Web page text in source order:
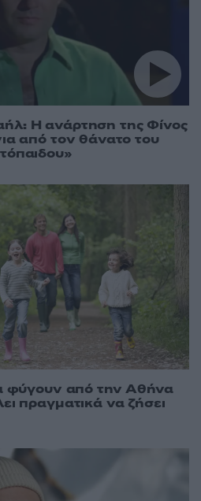
Η ανάρτηση της Φίνος
από τον θάνατο του
φύγουν από την Αθήνα
πραγματικά να ζήσει